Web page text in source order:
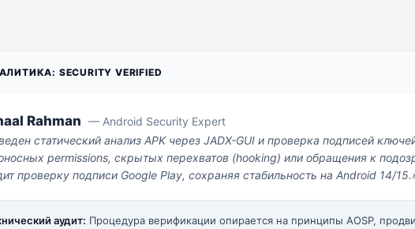
SECURITY VERIFIED
Rahman — Android Security Expert
статический анализ APK через JADX-GUI и проверка подписей
permissions, скрытых перехватов (hooking) или обращения к
проверку подписи Google Play, сохраняя стабильность на Android 14/
аудит: Процедура верификации опирается на принципы AOSP,